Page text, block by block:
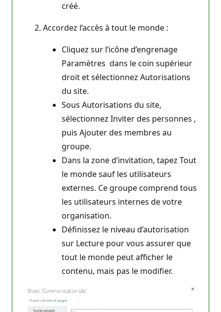
créé.
Accordez l’accès à tout le monde :
Cliquez sur l’icône d’engrenage
Paramètres dans le coin supérieur
droit et sélectionnez Autorisations
du site.
Sous Autorisations du site,
sélectionnez Inviter des personnes ,
puis Ajouter des membres au
groupe.
Dans la zone d’invitation, tapez Tout
le monde sauf les utilisateurs
externes. Ce groupe comprend tous
les utilisateurs internes de votre
organisation.
Définissez le niveau d’autorisation
sur Lecture pour vous assurer que
tout le monde peut afficher le
contenu, mais pas le modifier.